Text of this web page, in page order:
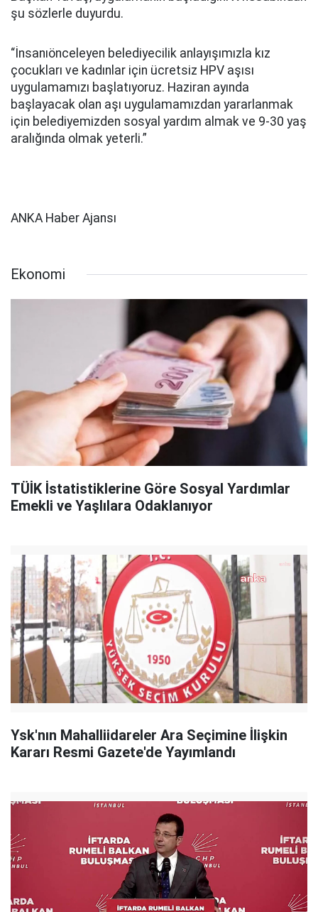
şu sözlerle duyurdu.
“İnsanıönceleyen belediyecilik anlayışımızla kız
çocukları ve kadınlar için ücretsiz HPV aşısı
uygulamamızı başlatıyoruz. Haziran ayında
başlayacak olan aşı uygulamamızdan yararlanmak
için belediyemizden sosyal yardım almak ve 9-30 yaş
aralığında olmak yeterli.”
ANKA Haber Ajansı
Ekonomi
TÜİK İstatistiklerine Göre Sosyal Yardımlar
Emekli ve Yaşlılara Odaklanıyor
Ysk'nın Mahalliidareler Ara Seçimine İlişkin
Kararı Resmi Gazete'de Yayımlandı